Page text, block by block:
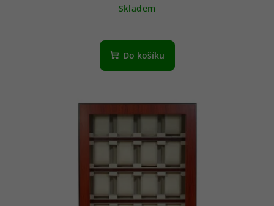
Skladem
Do košíku